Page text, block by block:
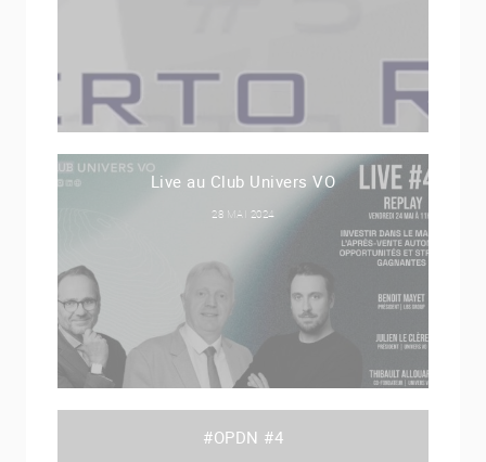
Live au Club Univers VO
28 MAI 2024
#OPDN #4